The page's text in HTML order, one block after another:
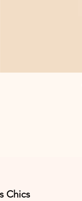
Chics